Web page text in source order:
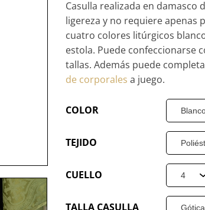
Casulla realizada en
ligereza y no requiere apenas
cuatro colores litúrgicos
estola. Puede confeccionarse
tallas. Además puede
de corporales a juego.
COLOR
TEJIDO
CUELLO
TALLA CASULLA